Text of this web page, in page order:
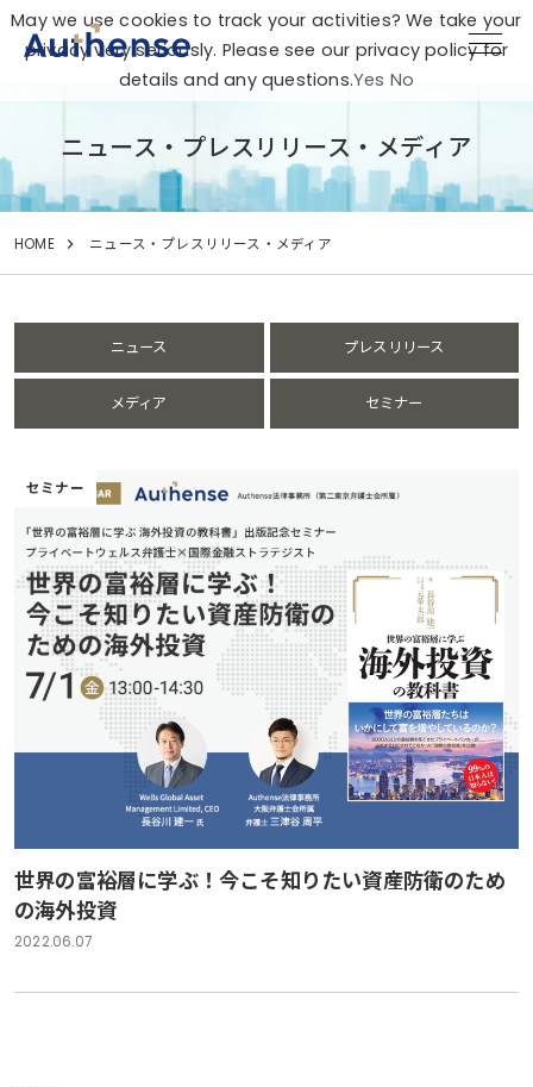
ニュース・プレスリリース・メディア
HOME ニュース・プレスリリース・メディア
ニュース プレスリリース
メディア セミナー
セミナー
世界の富裕層に学ぶ！今こそ知りたい資産防衛のため
の海外投資
2022.06.07
May we use cookies to track your activities? We take your
privacy very seriously. Please see our privacy policy for
details and any questions.Yes No